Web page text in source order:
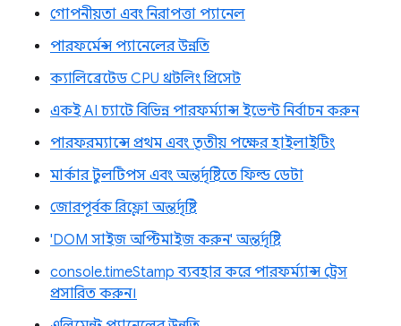
গোপনীয়তা এবং নিরাপত্তা প্যানেল
পারফর্মেন্স প্যানেলের উন্নতি
ক্যালিব্রেটেড CPU থ্রটলিং প্রিসেট
একই AI চ্যাটে বিভিন্ন পারফর্ম্যান্স ইভেন্ট নির্বাচন করুন
পারফরম্যান্সে প্রথম এবং তৃতীয় পক্ষের হাইলাইটিং
মার্কার টুলটিপস এবং অন্তর্দৃষ্টিতে ফিল্ড ডেটা
জোরপূর্বক রিফ্লো অন্তর্দৃষ্টি
'DOM সাইজ অপ্টিমাইজ করুন' অন্তর্দৃষ্টি
console.timeStamp ব্যবহার করে পারফর্ম্যান্স ট্রেস
প্রসারিত করুন।